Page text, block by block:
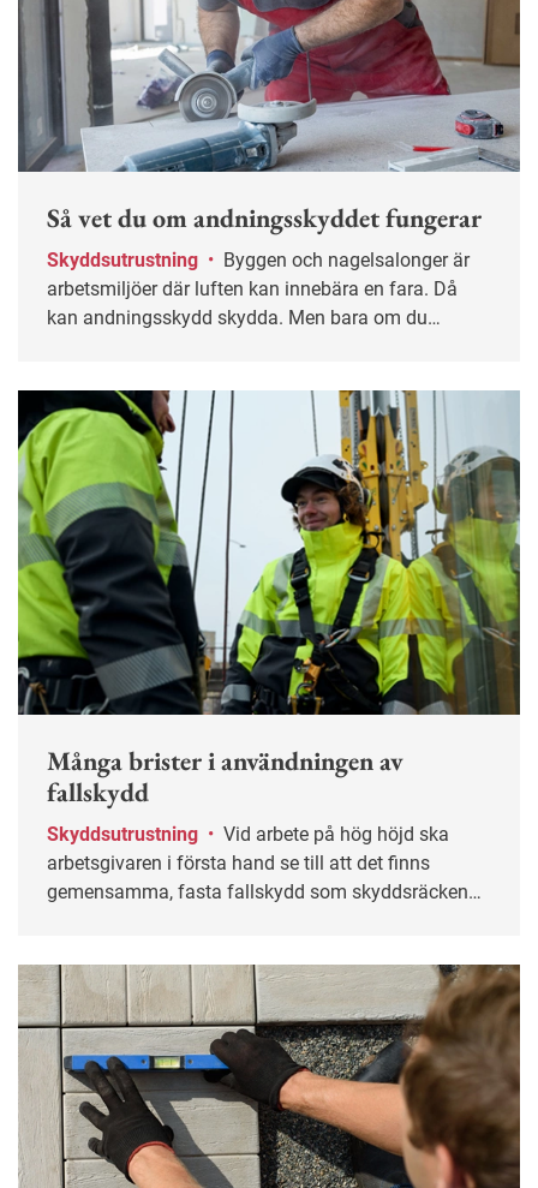
Så vet du om andningsskyddet fungerar
Skyddsutrustning •
arbetsmiljöer där luften kan innebära en fara. Då
kan andningsskydd skydda. Men bara om du
Många brister i användningen av
fallskydd
Skyddsutrustning •
arbetsgivaren i första hand se till att det finns
gemensamma, fasta fallskydd som skyddsräcken
visar en nationell inspektionsinsats som
Arbetsmiljöverket nyligen genomfört.